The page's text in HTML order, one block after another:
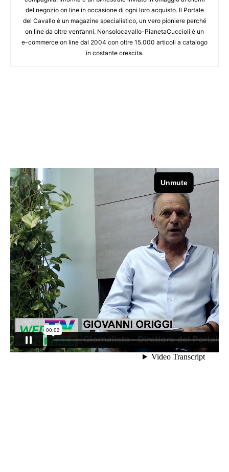
del negozio on line in occasione di ogni loro acquisto. Il Portale
del Cavallo è un magazine specialistico, un vero pioniere perché
on line da oltre vent’anni. Nonsolocavallo-PianetaCuccioli è un
e-commerce on line dal 2004 con oltre 15.000 articoli a catalogo
in costante crescita.